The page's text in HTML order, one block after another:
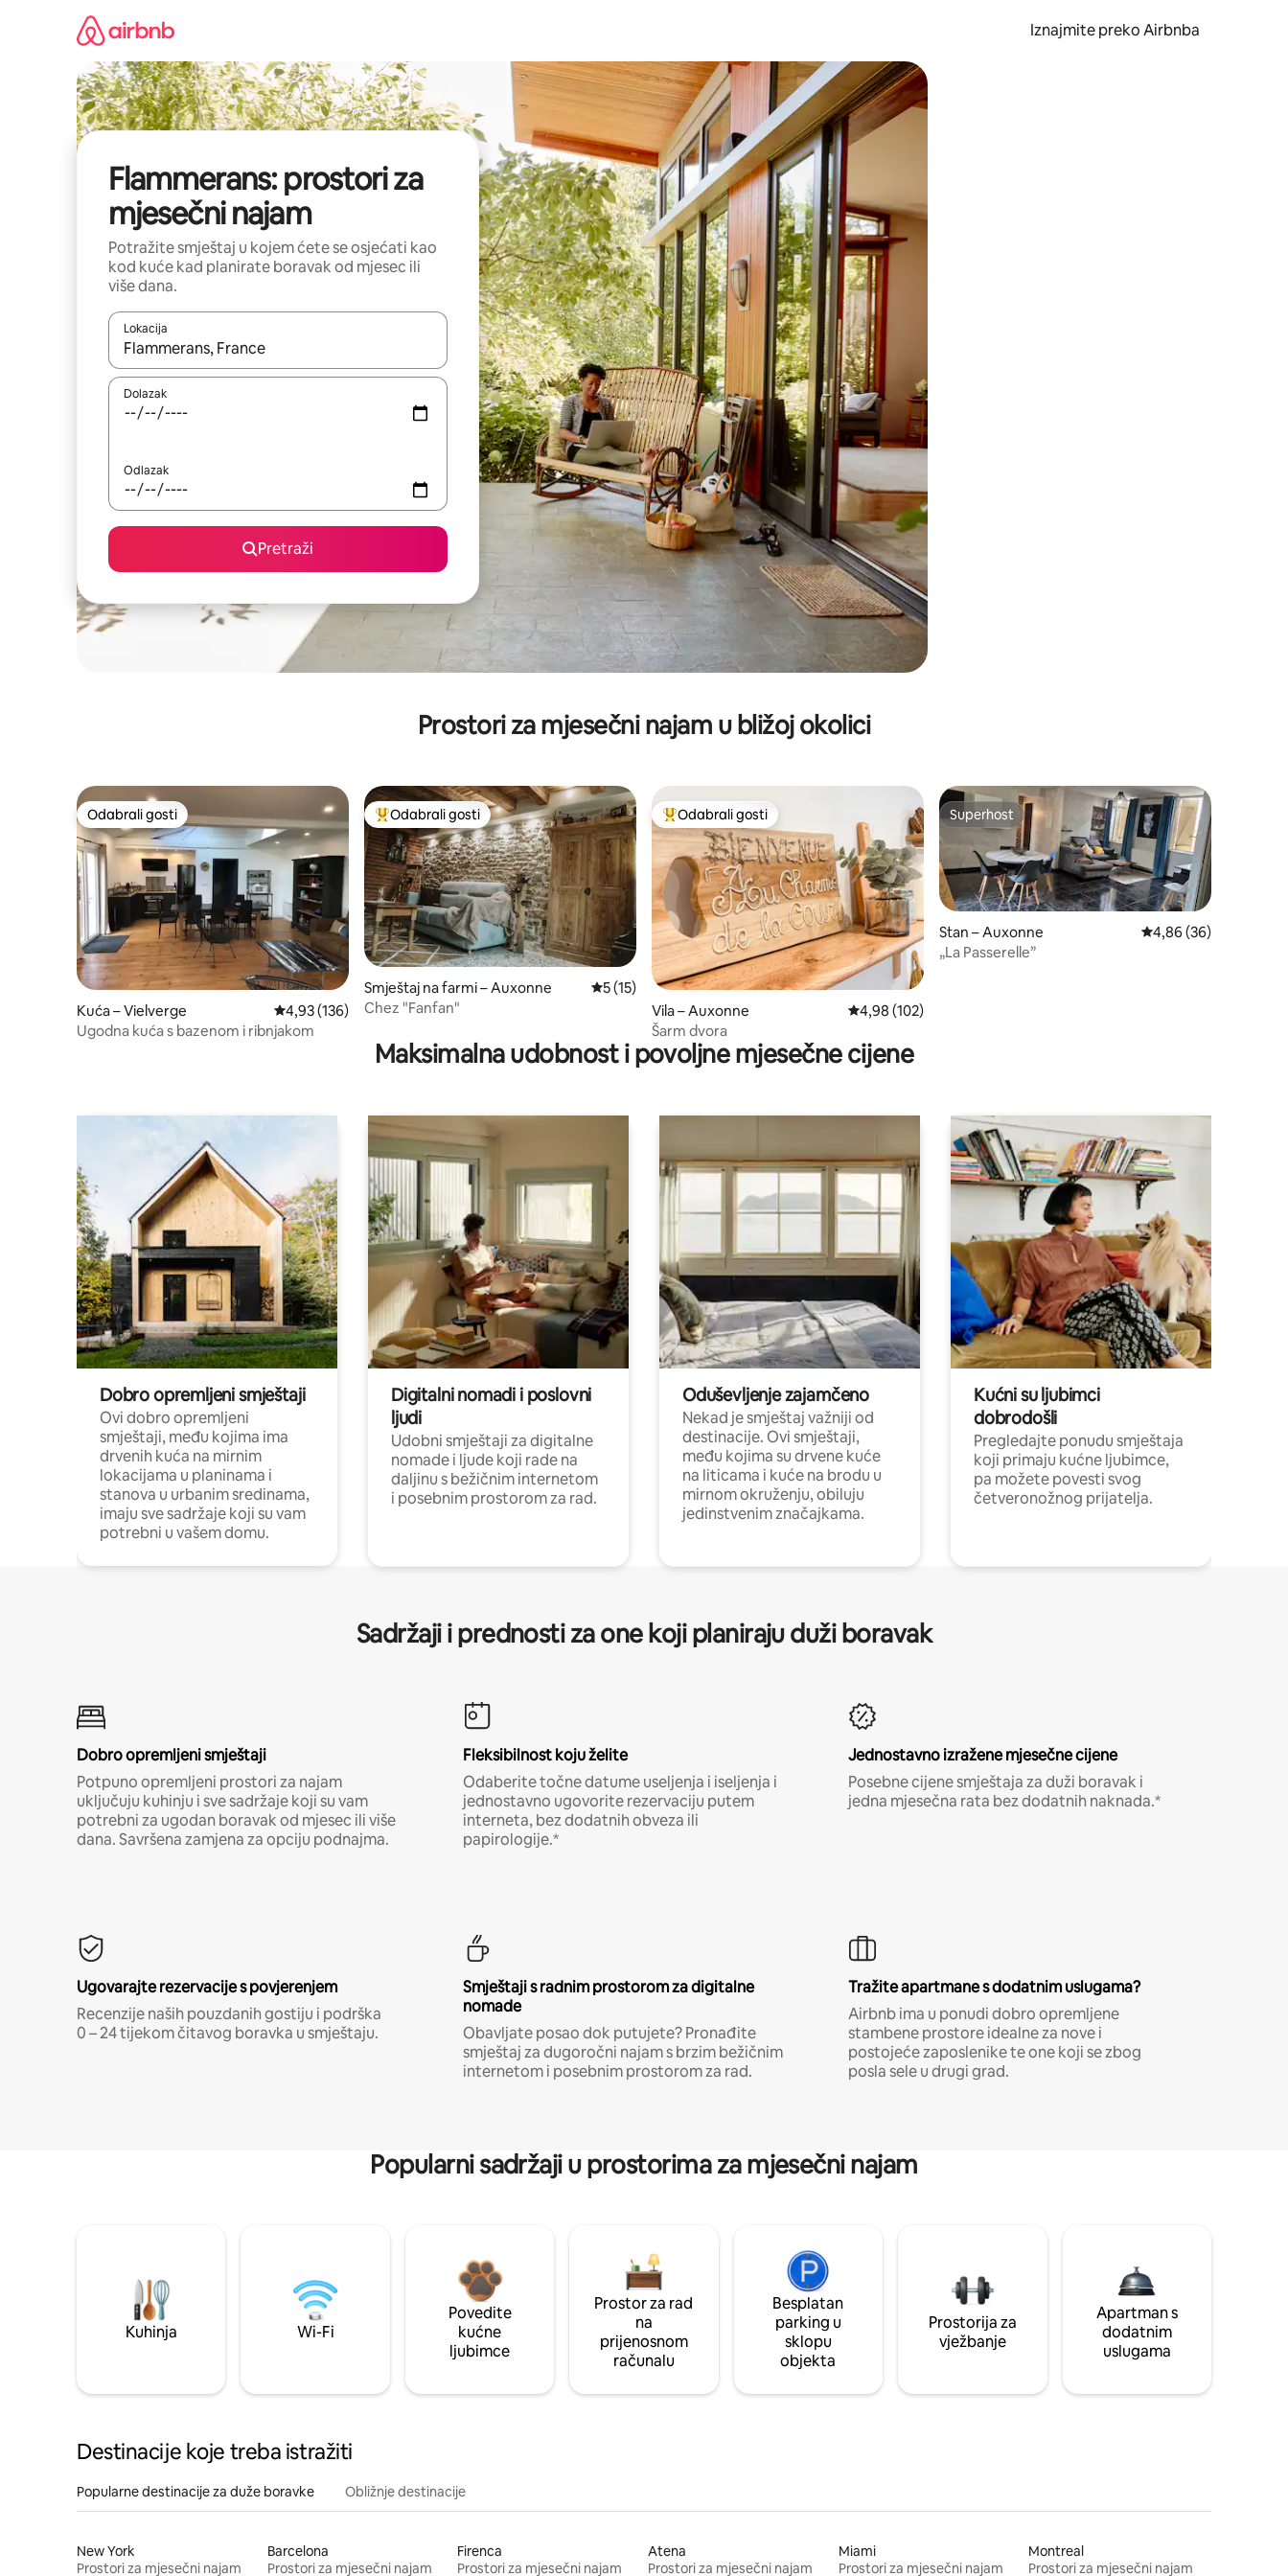
Iznajmite preko Airbnba
Flammerans: prostori za
mjesečni najam
Potražite smještaj u kojem ćete se osjećati kao
kod kuće kad planirate boravak od mjesec ili
više dana.
Lokacija
Kada budu dostupni rezultati, moći ćete ih pregledati koristeći se strelicama prema gore i prema dolje, kao i dodirom ili prelaskom prstom po zaslonu.
Dolazak
Odlazak
Pretraži
Prostori za mjesečni najam u bližoj okolici
Odabrali gosti
Odabrali gosti
Kuća – Vielverge Prosječna ocjena: 4,93/5, recenzija: 136
4,93 (136)
Ugodna kuća s bazenom i ribnjakom
Među najviše rangiranima s oznakom „Odabrali gosti”
Odabrali gosti
Smještaj na farmi – Auxonne Prosječna ocjena: 5/5, recenzija: 15
5 (15)
Chez "Fanfan"
Među najviše rangiranima s oznakom „Odabrali gosti”
Odabrali gosti
Vila – Auxonne Prosječna ocjena: 4,98/5, recenzija: 102
4,98 (102)
Šarm dvora
Superhost
Superhost
Stan – Auxonne Prosječna ocjena:
4,86 (36)
„La Passerelle”
Maksimalna udobnost i povoljne mjesečne cijene
Dobro opremljeni smještaji
Ovi dobro opremljeni
smještaji, među kojima ima
drvenih kuća na mirnim
lokacijama u planinama i
stanova u urbanim sredinama,
imaju sve sadržaje koji su vam
potrebni u vašem domu.
Digitalni nomadi i poslovni
ljudi
Udobni smještaji za digitalne
nomade i ljude koji rade na
daljinu s bežičnim internetom
i posebnim prostorom za rad.
Oduševljenje zajamčeno
Nekad je smještaj važniji od
destinacije. Ovi smještaji,
među kojima su drvene kuće
na liticama i kuće na brodu u
mirnom okruženju, obiluju
jedinstvenim značajkama.
Kućni su ljubimci
dobrodošli
Pregledajte ponudu smještaja
koji primaju kućne ljubimce,
pa možete povesti svog
četveronožnog prijatelja.
Sadržaji i prednosti za one koji planiraju duži boravak
Dobro opremljeni smještaji
Potpuno opremljeni prostori za najam
uključuju kuhinju i sve sadržaje koji su vam
potrebni za ugodan boravak od mjesec ili više
dana. Savršena zamjena za opciju podnajma.
Fleksibilnost koju želite
Odaberite točne datume useljenja i iseljenja i
jednostavno ugovorite rezervaciju putem
interneta, bez dodatnih obveza ili
papirologije.*
Jednostavno izražene mjesečne cijene
Posebne cijene smještaja za duži boravak i
jedna mjesečna rata bez dodatnih naknada.*
Ugovarajte rezervacije s povjerenjem
Recenzije naših pouzdanih gostiju i podrška
0 – 24 tijekom čitavog boravka u smještaju.
Smještaji s radnim prostorom za digitalne
nomade
Obavljate posao dok putujete? Pronađite
smještaj za dugoročni najam s brzim bežičnim
internetom i posebnim prostorom za rad.
Tražite apartmane s dodatnim uslugama?
Airbnb ima u ponudi dobro opremljene
stambene prostore idealne za nove i
postojeće zaposlenike te one koji se zbog
posla sele u drugi grad.
Popularni sadržaji u prostorima za mjesečni najam
Kuhinja Wi-Fi
Povedite
kućne
ljubimce
Prostor za rad
na
prijenosnom
računalu
Besplatan
parking u
sklopu
objekta
Prostorija za
vježbanje
Apartman s
dodatnim
uslugama
Destinacije koje treba istražiti
Popularne destinacije za duže boravke Obližnje destinacije
New York
Prostori za mjesečni najam
Barcelona
Prostori za mjesečni najam
Firenca
Prostori za mjesečni najam
Atena
Prostori za mjesečni najam
Miami
Prostori za mjesečni najam
Montreal
Prostori za mjesečni najam